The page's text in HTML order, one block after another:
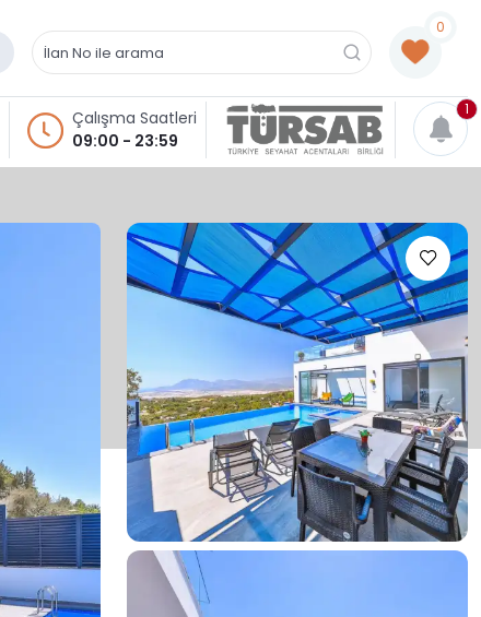
0
Çalışma Saatleri
09:00 - 23:59
1